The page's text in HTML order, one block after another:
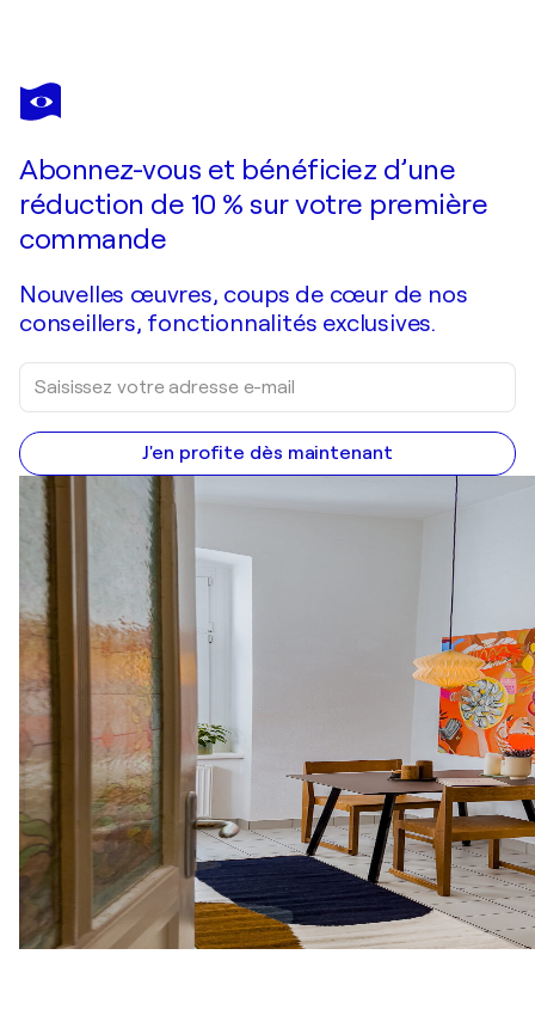
DAVID
TOMLIN
Je passe commande
Abonnez-vous et bénéficiez d’une
réduction de 10 % sur votre première
commande
Nouvelles œuvres, coups de cœur de nos
conseillers, fonctionnalités exclusives.
J'en profite dès maintenant